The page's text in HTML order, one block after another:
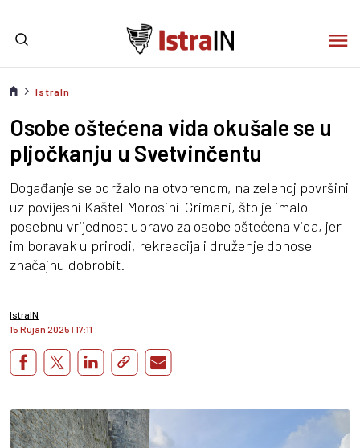
IstraIn
Osobe oštećena vida okušale se u
pljočkanju u Svetvinčentu
Događanje se održalo na otvorenom, na zelenoj površini
uz povijesni Kaštel Morosini-Grimani, što je imalo
posebnu vrijednost upravo za osobe oštećena vida, jer
im boravak u prirodi, rekreacija i druženje donose
značajnu dobrobit.
IstraIN
15 Rujan 2025 I 17:11